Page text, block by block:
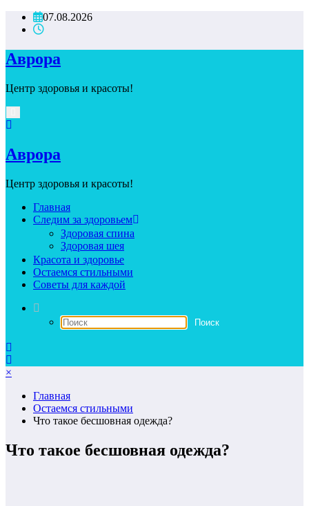
Перейти07.08.2026
Аврора
Центр здоровья и красоты!
Аврора
Центр здоровья и красоты!
Главная
Следим за здоровьем
Здоровая спина
Здоровая шея
Красота и здоровье
Остаемся стильными
Советы для каждой
×
Главная
Остаемся стильными
Что такое бесшовная одежда?
Что такое бесшовная одежда?